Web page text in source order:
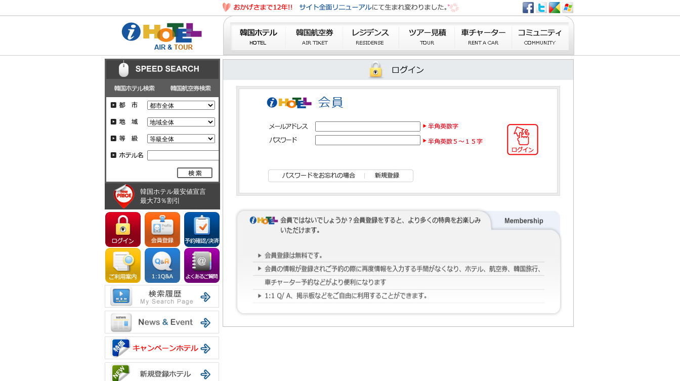
韓国ホテル最安値宣言
最大73％割引